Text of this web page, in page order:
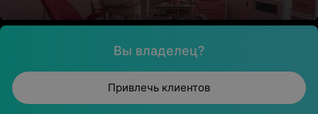
Вы владелец?
Привлечь клиентов